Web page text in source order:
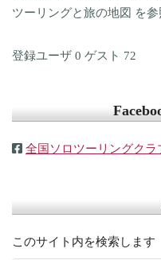
ツーリングと旅の地図 を
登録ユーザ 0 ゲスト 72
全国ソロツーリングクラ
このサイト内を検索します